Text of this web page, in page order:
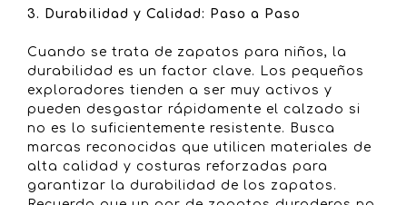
3. Durabilidad y Calidad: Paso a Paso
Cuando se trata de zapatos para niños, la
durabilidad es un factor clave. Los pequeños
exploradores tienden a ser muy activos y
pueden desgastar rápidamente el calzado si
no es lo suficientemente resistente. Busca
marcas reconocidas que utilicen materiales de
alta calidad y costuras reforzadas para
garantizar la durabilidad de los zapatos.